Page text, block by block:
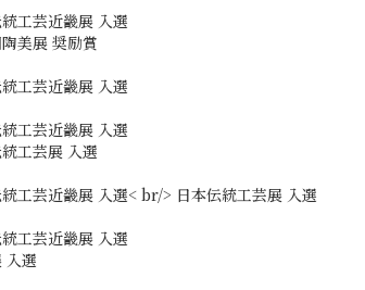
工芸近畿展 入選
美展 奨励賞
工芸近畿展 入選
工芸近畿展 入選
工芸展 入選
統工芸近畿展 入選< br/> 日本伝統工芸展 入選
工芸近畿展 入選
入選